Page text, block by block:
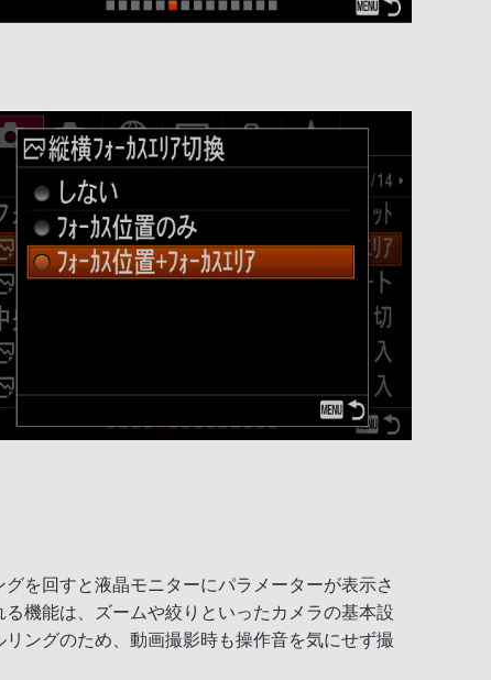
を回すと液晶モニターにパラメーターが表示さ
機能は、ズームや絞りといったカメラの基本設
ングのため、動画撮影時も操作音を気にせず撮